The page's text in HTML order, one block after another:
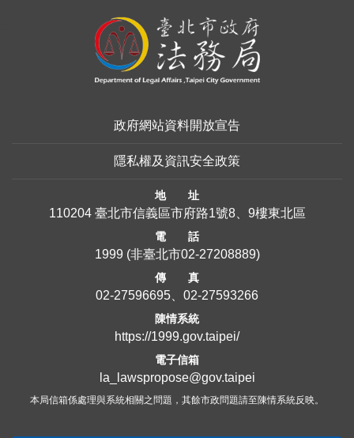
政府網站資料開放宣告
隱私權及資訊安全政策
地 址
110204 臺北市信義區市府路1號8、9樓東北區
電 話
1999 (非臺北市02-27208889)
傳 真
02-27596695、02-27593266
陳情系統
https://1999.gov.taipei/
電子信箱
la_lawspropose@gov.taipei
本局信箱係處理與系統相關之問題，其餘市政問題請至陳情系統反映。